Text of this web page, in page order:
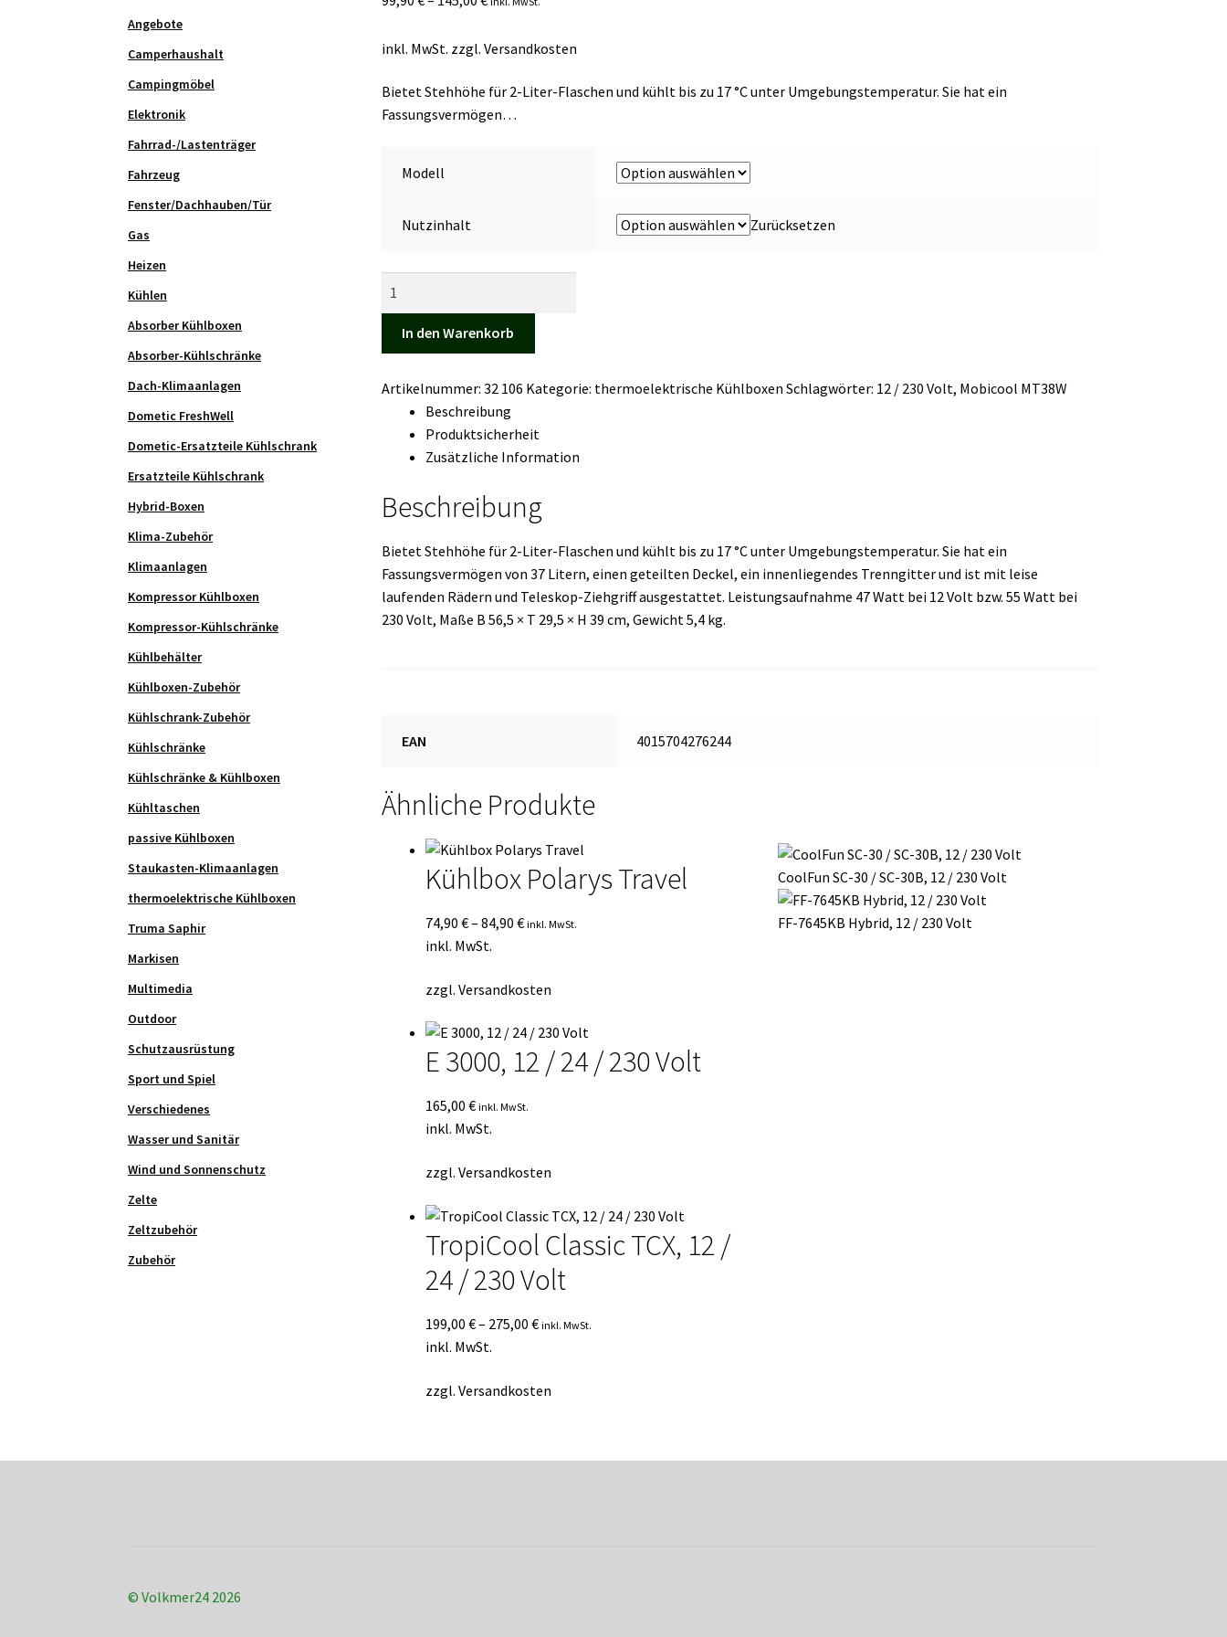
inkl. MwSt. zzgl. Versandkosten
Bietet Stehhöhe für 2-Liter-Flaschen und kühlt bis zu 17 °C unter Umgebungstemperatur. Sie hat ein
Fassungsvermögen…
Modell
Nutzinhalt Zurücksetzen
Menge
In den Warenkorb
Artikelnummer: 32 106 Kategorie: thermoelektrische Kühlboxen Schlagwörter: 12 / 230 Volt, Mobicool MT38W
Beschreibung
Produktsicherheit
Zusätzliche Information
Beschreibung
Bietet Stehhöhe für 2-Liter-Flaschen und kühlt bis zu 17 °C unter Umgebungstemperatur. Sie hat ein
Fassungsvermögen von 37 Litern, einen geteilten Deckel, ein innenliegendes Trenngitter und ist mit leise
laufenden Rädern und Teleskop-Ziehgriff ausgestattet. Leistungsaufnahme 47 Watt bei 12 Volt bzw. 55 Watt bei
230 Volt, Maße B 56,5 × T 29,5 × H 39 cm, Gewicht 5,4 kg.
EAN 4015704276244
Ähnliche Produkte
Kühlbox Polarys Travel
74,90 €– 84,90 € inkl. MwSt.
inkl. MwSt.
zzgl. Versandkosten
E 3000, 12 / 24 / 230 Volt
165,00 € inkl. MwSt.
inkl. MwSt.
zzgl. Versandkosten
TropiCool Classic TCX, 12 /
24 / 230 Volt
199,00 €– 275,00 € inkl. MwSt.
inkl. MwSt.
zzgl. Versandkosten
CoolFun SC-30 / SC-30B, 12 / 230 Volt
FF-7645KB Hybrid, 12 / 230 Volt
Angebote
Camperhaushalt
Campingmöbel
Elektronik
Fahrrad-/Lastenträger
Fahrzeug
Fenster/Dachhauben/Tür
Gas
Heizen
Kühlen
Absorber Kühlboxen
Absorber-Kühlschränke
Dach-Klimaanlagen
Dometic FreshWell
Dometic-Ersatzteile Kühlschrank
Ersatzteile Kühlschrank
Hybrid-Boxen
Klima-Zubehör
Klimaanlagen
Kompressor Kühlboxen
Kompressor-Kühlschränke
Kühlbehälter
Kühlboxen-Zubehör
Kühlschrank-Zubehör
Kühlschränke
Kühlschränke & Kühlboxen
Kühltaschen
passive Kühlboxen
Staukasten-Klimaanlagen
thermoelektrische Kühlboxen
Truma Saphir
Markisen
Multimedia
Outdoor
Schutzausrüstung
Sport und Spiel
Verschiedenes
Wasser und Sanitär
Wind und Sonnenschutz
Zelte
Zeltzubehör
Zubehör
© Volkmer24 2026